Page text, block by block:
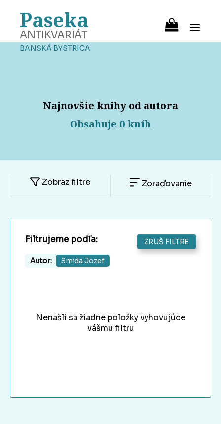
Paseka
ANTIKVARIÁT
BANSKÁ BYSTRICA
Najnovšie knihy od autora
Obsahuje 0 kníh
Zobraz filtre Zoraďovanie
Filtrujeme podľa: ZRUŠ FILTRE
Autor: Smida Jozef
Nenašli sa žiadne položky vyhovujúce
vášmu filtru